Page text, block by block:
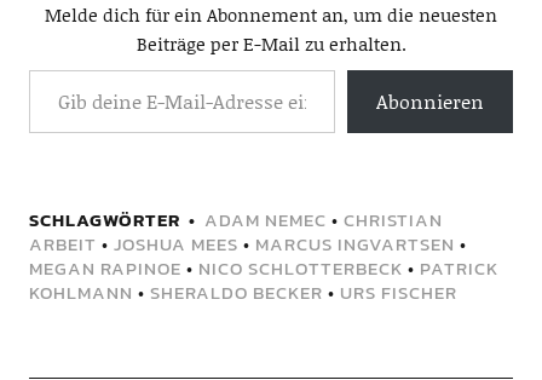
Melde dich für ein Abonnement an, um die neuesten
Beiträge per E-Mail zu erhalten.
Abonnieren
SCHLAGWÖRTER ADAM NEMEC • CHRISTIAN
ARBEIT • JOSHUA MEES • MARCUS INGVARTSEN •
MEGAN RAPINOE • NICO SCHLOTTERBECK • PATRICK
KOHLMANN • SHERALDO BECKER • URS FISCHER